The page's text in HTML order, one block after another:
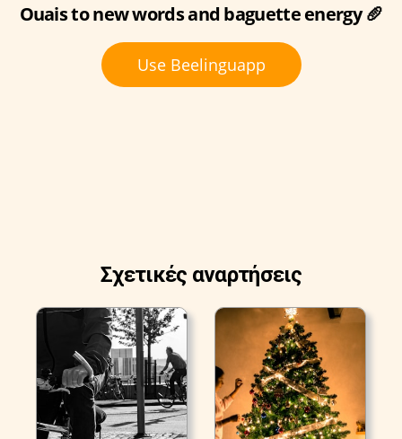
Ouais to new words and baguette energy 🥖
Use Beelinguapp
Σχετικές αναρτήσεις